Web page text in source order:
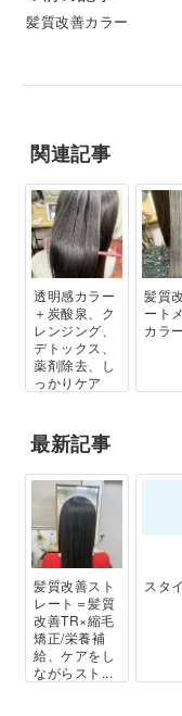
髪質改善カラー
関連記事
透明感カラー
＋炭酸泉、ク
レンジング、
デトックス、
薬剤除去、し
っかりケア
髪質
ート
カラー
最新記事
髪質改善スト
レート＝髪質
改善TR×縮毛
矯正/栄養補
給、ケアをし
ながらスト...
スタ